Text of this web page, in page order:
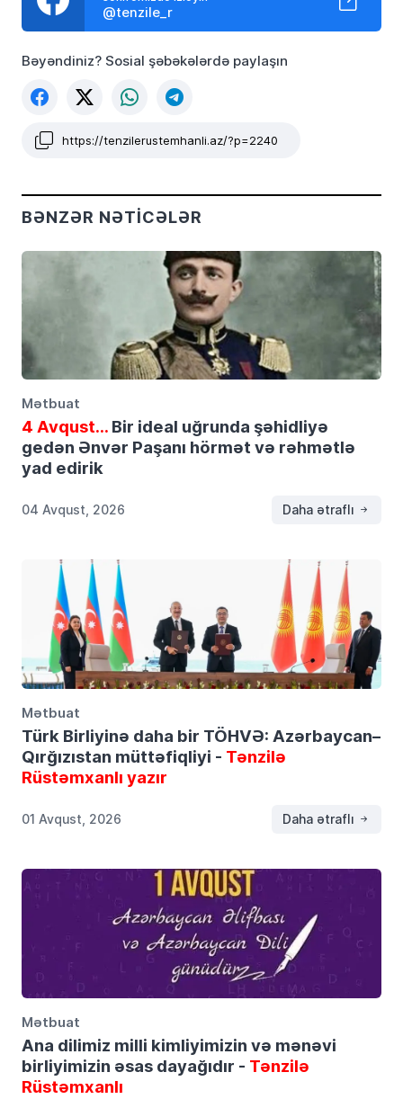
@tenzile_r
Bəyəndiniz? Sosial şəbəkələrdə paylaşın
https://tenzilerustemhanli.az/?p=2240
BƏNZƏR NƏTICƏLƏR
Mətbuat
4 Avqust…Bir ideal uğrunda şəhidliyə
gedən Ənvər Paşanı hörmət və rəhmətlə
yad edirik
04 Avqust, 2026 Daha ətraflı
Mətbuat
Türk Birliyinə daha bir TÖHVƏ: Azərbaycan–
Qırğızıstan müttəfiqliyi - Tənzilə
Rüstəmxanlı yazır
01 Avqust, 2026 Daha ətraflı
Mətbuat
Ana dilimiz milli kimliyimizin və mənəvi
birliyimizin əsas dayağıdır - Tənzilə
Rüstəmxanlı